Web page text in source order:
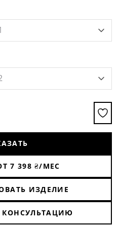
7 398 ₴/МЕС
ИЗДЕЛИЕ
КОНСУЛЬТАЦИЮ